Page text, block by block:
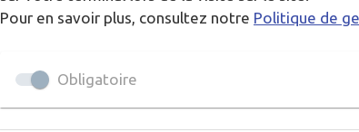
https://www.manufacture-de-
Pour en savoir plus, consultez notre Politique de
Obligatoire